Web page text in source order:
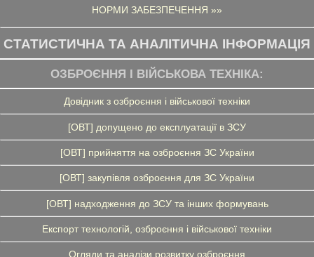
НОРМИ ЗАБЕЗПЕЧЕННЯ »»
СТАТИСТИЧНА ТА АНАЛІТИЧНА ІНФОРМАЦІЯ
ОЗБРОЄННЯ І ВІЙСЬКОВА ТЕХНІКА:
Довідник з озброєння і військової техніки
[ОВТ] допущено до експлуатації в ЗСУ
[ОВТ] прийняття на озброєння ЗС України
[ОВТ] закупівля озброєння для ЗС України
[ОВТ] надходження до ЗСУ та інших формувань
Експорт технологій, озброєння і військової техніки
Огляди та аналізи розвитку озброєння